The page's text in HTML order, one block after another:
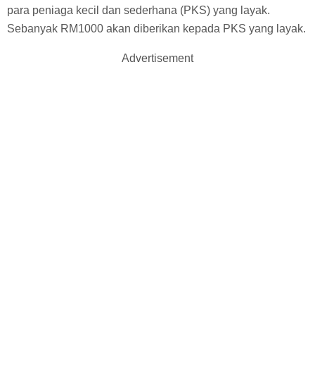
para peniaga kecil dan sederhana (PKS) yang layak.
Sebanyak RM1000 akan diberikan kepada PKS yang layak.
Advertisement